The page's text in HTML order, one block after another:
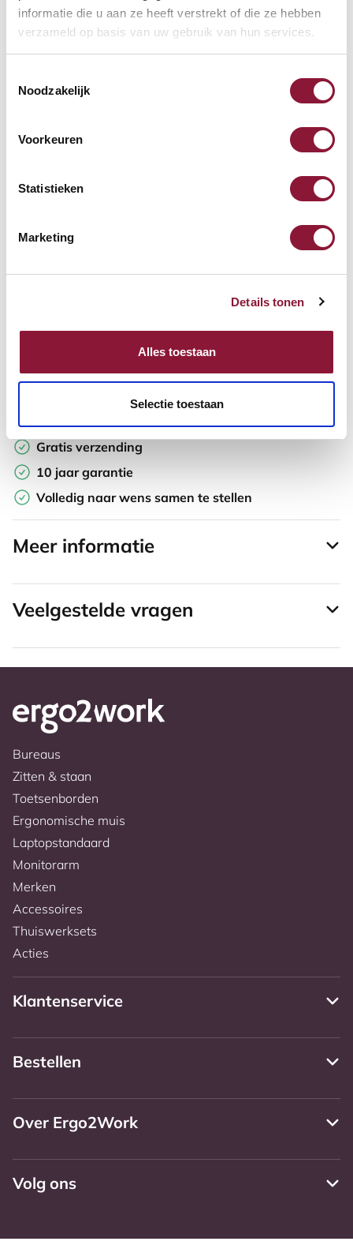
informatie die u aan ze heeft verstrekt of die ze hebben
verzameld op basis van uw gebruik van hun services.
Noodzakelijk
Voorkeuren
Statistieken
Marketing
Details tonen
Alles toestaan
Selectie toestaan
Aantal:
direct een offerte op maat aan.
Offerte aanvragen
Toevoegen aan vergelijker
Gratis verzending
10 jaar garantie
Volledig naar wens samen te stellen
Meer informatie
Veelgestelde vragen
Bureaus
Zitten & staan
Toetsenborden
Ergonomische muis
Laptopstandaard
Monitorarm
Merken
Accessoires
Thuiswerksets
Acties
Klantenservice
Bestellen
Over Ergo2Work
Volg ons